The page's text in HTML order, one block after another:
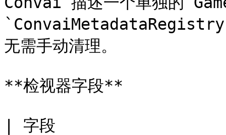
`ConvaiMetadataRegistry`
无需手动清理。
**检视器字段**
| 字段